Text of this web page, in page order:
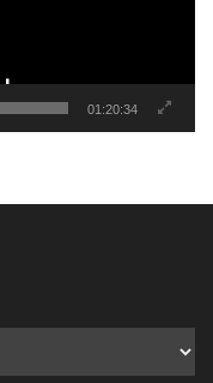
01:20:34